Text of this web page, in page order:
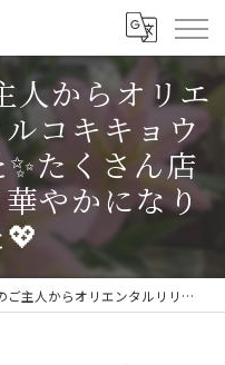
人からオリエ
コキキョウ
たくさん店
やかになり
とトルコキキョウをいただきました✨たくさん店内に飾らせて頂き華やかになりました💖